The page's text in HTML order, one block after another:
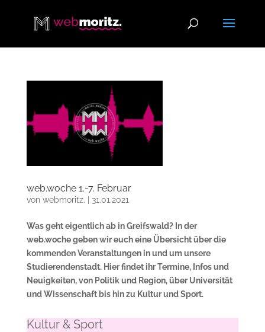
web.woche 1.-7. Februar
von webmoritz. 31.01.2021
Was geht eigentlich ab in Greifswald? In der
web.woche geben wir euch eine Übersicht über die
kommenden Veranstaltungen in und um unsere
Studierendenstadt. Hier findet ihr Termine, Infos und
Neuigkeiten, von Politik und Region, über Universität
und Wissenschaft bis hin zu Kultur und Sport.
Kultur & Sport